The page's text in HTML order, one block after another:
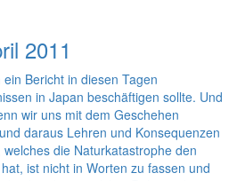
2011
Bericht in diesen Tagen
in Japan beschäftigen sollte. Und
wir uns mit dem Geschehen
daraus Lehren und Konsequenzen
die Naturkatastrophe den
ist nicht in Worten zu fassen und